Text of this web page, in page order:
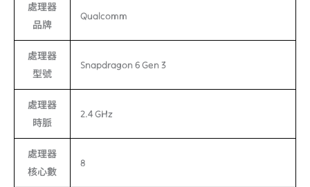
處理器
品牌
Qualcomm
處理器
型號
Snapdragon 6 Gen 3
處理器
時脈
2.4 GHz
處理器
核心數
8